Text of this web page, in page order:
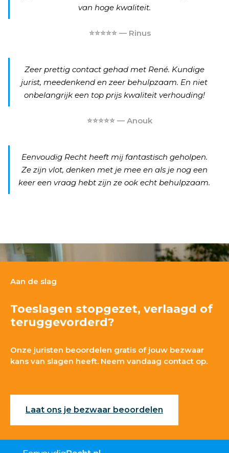
van hoge kwaliteit.
⭐⭐⭐⭐⭐ — Rinus
Zeer prettig contact gehad met René. Kundige
jurist, meedenkend en zeer behulpzaam. En niet
onbelangrijk een top prijs kwaliteit verhouding!
⭐⭐⭐⭐⭐ — Anouk
Eenvoudig Recht heeft mij fantastisch geholpen.
Ze zijn vlot, denken met je mee en als je nog een
keer een vraag hebt zijn ze ook echt behulpzaam.
Aan de slag
Toeslagen stopgezet, verlaagd of
teruggevorderd?
Onze juristen beoordelen gratis of jouw bezwaar
kans van slagen heeft. Neem vandaag contact op.
Laat ons je bezwaar beoordelen